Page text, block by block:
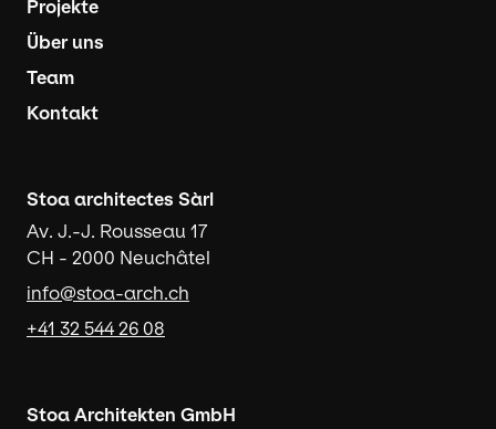
Navigation principale
Projekte
Über uns
Team
Kontakt
Stoa architectes Sàrl
Av. J.-J. Rousseau 17
CH - 2000 Neuchâtel
info@stoa-arch.ch
+41 32 544 26 08
Stoa Architekten GmbH